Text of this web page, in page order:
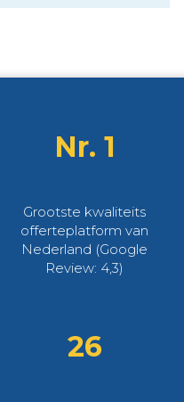
Nr. 1
Grootste kwaliteits
offerteplatform van
Nederland (Google
Review: 4,3)
26